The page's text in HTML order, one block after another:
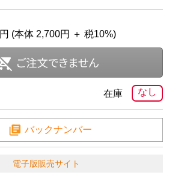
円 (本体 2,700円 ＋ 税10%)
なし
在庫
バックナンバー
電子版販売サイト